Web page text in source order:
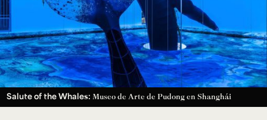
Salute of the Whales: Museo de Arte de Pudong en Shanghái